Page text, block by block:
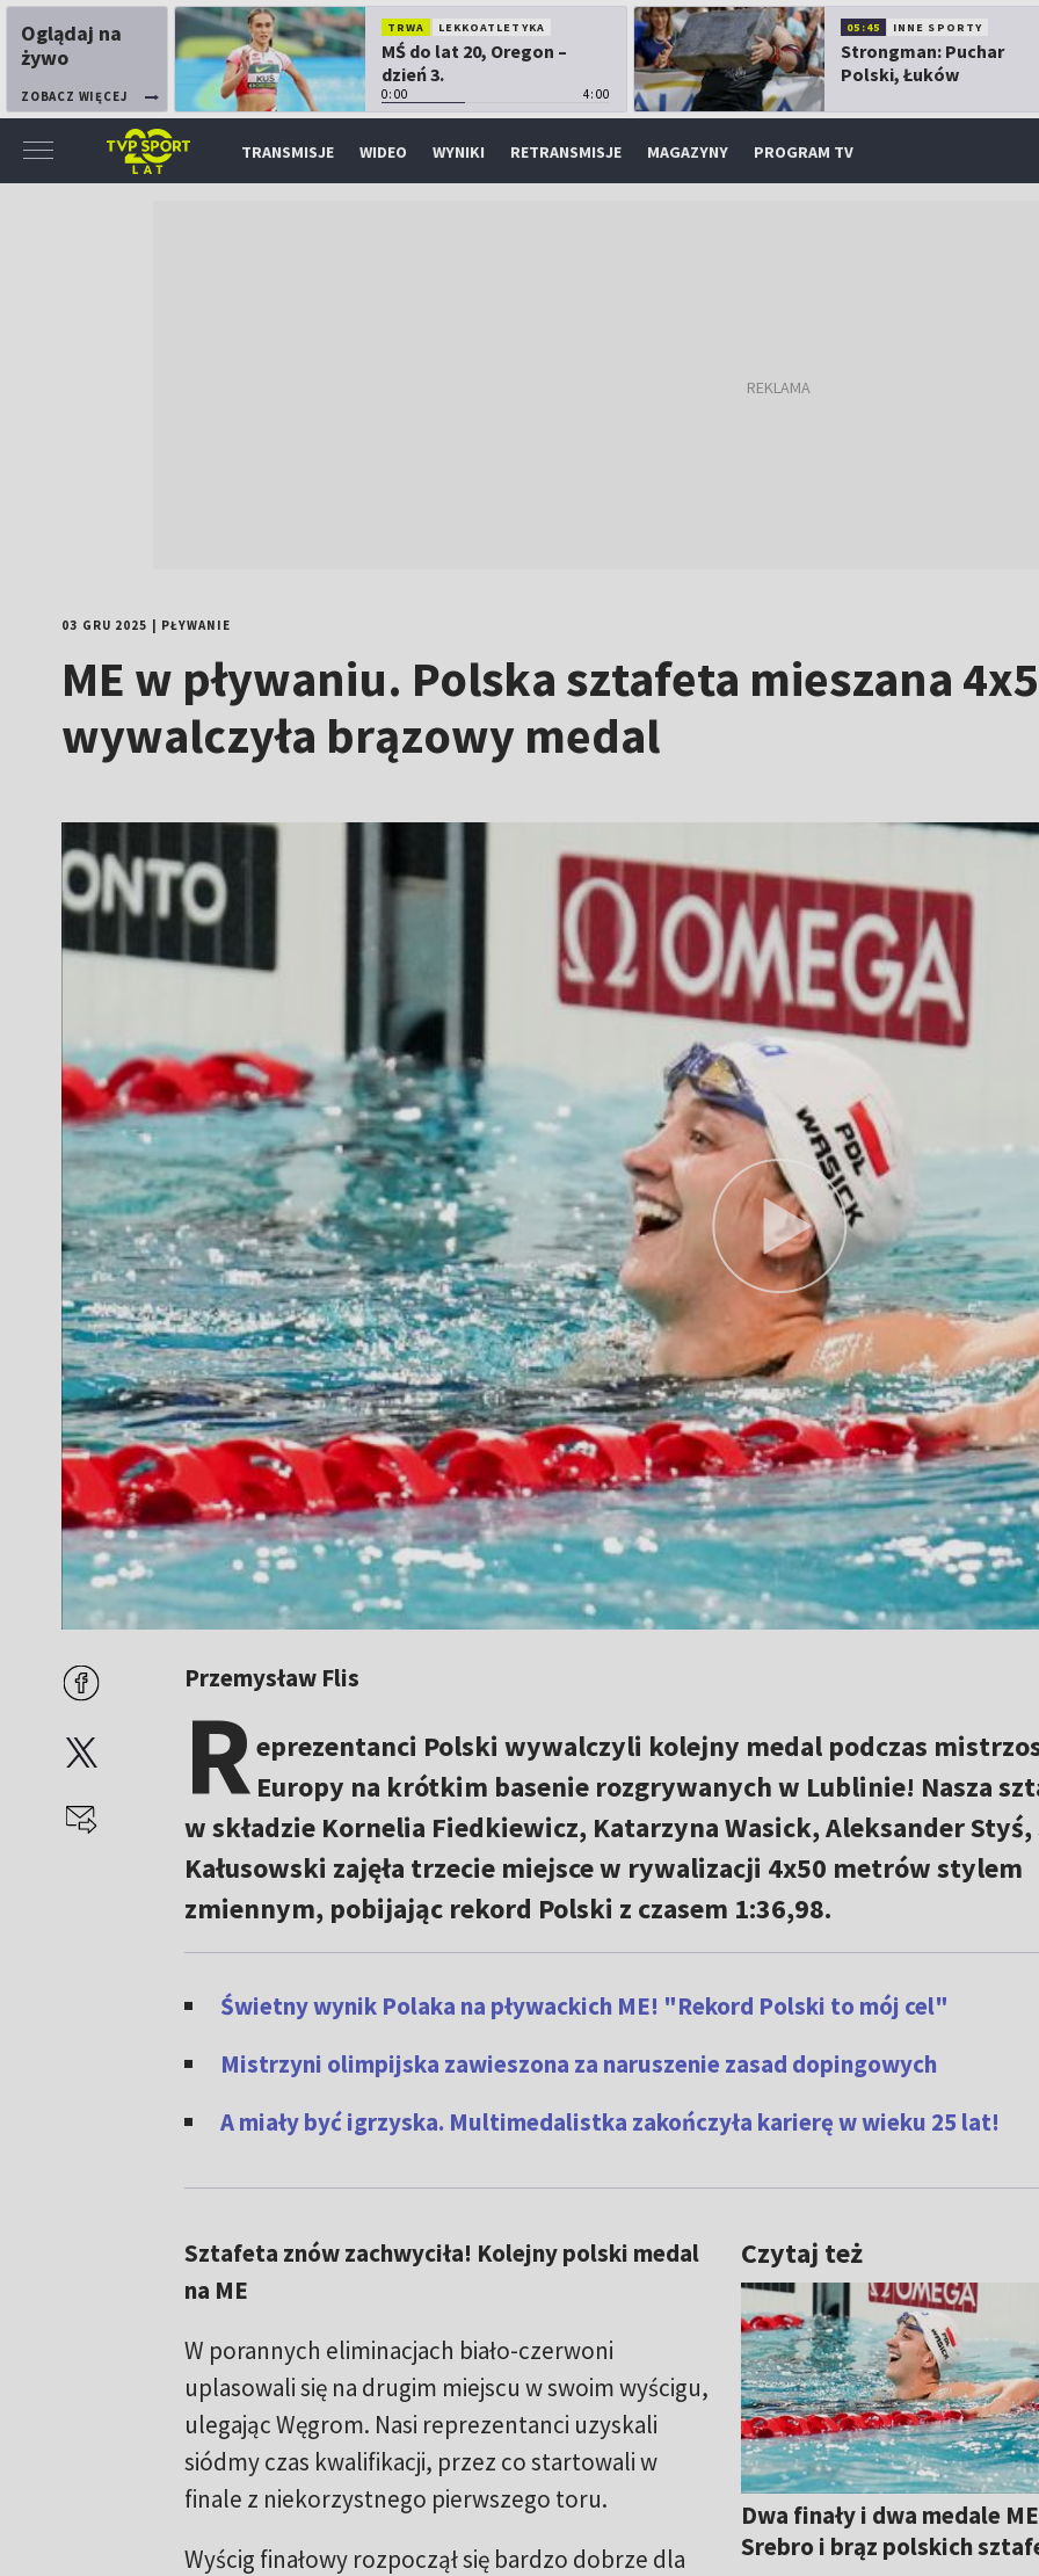
Oglądaj na
żywo
ZOBACZ WIĘCEJ
TRWA LEKKOATLETYKA
MŚ do lat 20, Oregon –
dzień 3.
0:00 4:00
05:45 INNE SPORTY
Strongman: Puchar
Polski, Łuków
TRANSMISJE WIDEO WYNIKI RETRANSMISJE MAGAZYNY PROGRAM TV
03 GRU 2025 PŁYWANIE
ME w pływaniu. Polska sztafeta mieszana
wywalczyła brązowy medal
Przemysław Flis
Reprezentanci Polski wywalczyli kolejny medal podczas
Europy na krótkim basenie rozgrywanych w Lublinie! Nasza
w składzie Kornelia Fiedkiewicz, Katarzyna Wasick, Aleksander Styś,
Kałusowski zajęła trzecie miejsce w rywalizacji 4x50 metrów stylem
zmiennym, pobijając rekord Polski z czasem 1:36,98.
Świetny wynik Polaka na pływackich ME! "Rekord Polski to mój cel"
Mistrzyni olimpijska zawieszona za naruszenie zasad dopingowych
A miały być igrzyska. Multimedalistka zakończyła karierę w wieku 25 lat!
Czytaj też
Dwa finały i dwa medale
Srebro i brąz polskich
Sztafeta znów zachwyciła! Kolejny polski medal
na ME
W porannych eliminacjach biało-czerwoni
uplasowali się na drugim miejscu w swoim wyścigu,
ulegając Węgrom. Nasi reprezentanci uzyskali
siódmy czas kwalifikacji, przez co startowali w
finale z niekorzystnego pierwszego toru.
Wyścig finałowy rozpoczął się bardzo dobrze dla